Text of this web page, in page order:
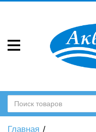
Главная